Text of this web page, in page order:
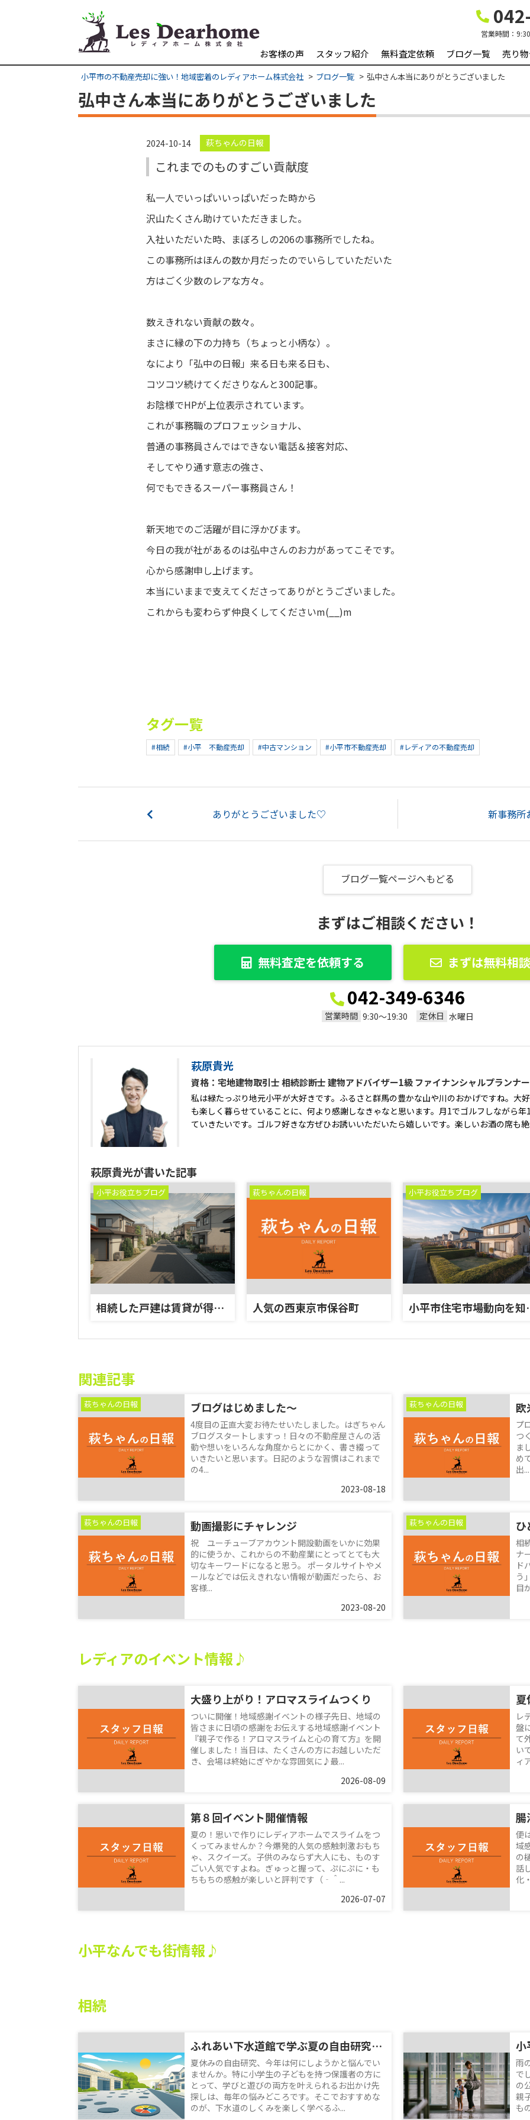
営業時間：
お客様の声 スタッフ紹介 無料査定依頼 ブログ一覧 売り
小平市の不動産売却に強い！地域密着のレディアホーム株式会社 ブログ一覧 弘中さん本当にありがとうございました
弘中さん本当にありがとうございました
2024-10-14 萩ちゃんの日報
これまでのものすごい貢献度
私一人でいっぱいいっぱいだった時から
沢山たくさん助けていただきました。
入社いただいた時、まぼろしの206の事務所でしたね。
この事務所はほんの数か月だったのでいらしていただいた
方はごく少数のレアな方々。
数えきれない貢献の数々。
まさに縁の下の力持ち（ちょっと小柄な）。
なにより「弘中の日報」来る日も来る日も、
コツコツ続けてくださりなんと300記事。
お陰様でHPが上位表示されています。
これが事務職のプロフェッショナル、
普通の事務員さんではできない電話＆接客対応、
そしてやり通す意志の強さ、
何でもできるスーパー事務員さん！
新天地でのご活躍が目に浮かびます。
今日の我が社があるのは弘中さんのお力があってこそです。
心から感謝申し上げます。
本当にいままで支えてくださってありがとうございました。
これからも変わらず仲良くしてくださいm(__)m
タグ一覧
#相続 #小平 不動産売却 #中古マンション #小平市不動産売却 #レディアの不動産売却
ありがとうございました♡ 新事務所
ブログ一覧ページへもどる
まずはご相談ください！
無料査定を依頼する まずは無料相
042-349-6346
営業時間 9:30〜19:30 定休日 水曜日
萩原貴光
資格：宅地建物取引士 相続診断士 建物アドバイザー1級 ファイナンシャルプランナ
私は緑たっぷり地元小平が大好きです。ふるさと群馬の豊かな山や川のおかげですね。大
も楽しく暮らせていることに、何より感謝しなきゃなと思います。月1でゴルフしながら
ていきたいです。ゴルフ好きな方ぜひお誘いいただいたら嬉しいです。楽しいお酒の席も絶
萩原貴光が書いた記事
小平お役立ちブログ
相続した戸建は賃貸が得か損か？小平市の賃貸市場を解説
萩ちゃんの日報
人気の西東京市保谷町
小平お役立ちブログ
小平市住宅市
関連記事
萩ちゃんの日報 ブログはじめました～
4度目の正直大変お待たせいたしました。はぎちゃん
ブログスタートしますっ！日々の不動産屋さんの活
動や想いをいろんな角度からとにかく、書き綴って
いきたいと思います。日記のような習慣はこれまで
の4...
2023-08-18
萩ちゃんの日報 欧
プ
つ
ま
め
出...
萩ちゃんの日報 動画撮影にチャレンジ
祝 ユーチューブアカウント開設動画をいかに効果
的に使うか、これからの不動産業にとってとても大
切なキーワードになると思う。 ポータルサイトやメ
ールなどでは伝えきれない情報が動画だったら、お
客様...
2023-08-20
萩ちゃんの日報 ひ
相
ナ
ド
う
目
レディアのイベント情報♪
大盛り上がり！アロマスライムつくり
ついに開催！地域感謝イベントの様子先日、地域の
皆さまに日頃の感謝をお伝えする地域感謝イベント
『親子で作る！アロマスライムと心の育て方』を開
催しました！当日は、たくさんの方にお越しいただ
き、会場は終始にぎやかな雰囲気に♪最...
2026-08-09
レ
盤
て
い
ィ
第８回イベント開催情報
夏の！思いで作りにレディアホームでスライムをつ
くってみませんか？今爆発的人気の感触刺激おもち
ゃ、スクイーズ。子供のみならず大人にも、ものす
ごい人気ですよね。ぎゅっと握って、ぷにぷに・も
ちもちの感触が楽しいと評判です（‐＾...
2026-07-07
腸
便
域
の
話
化
小平なんでも街情報♪
相続
ふれあい下水道館で学ぶ夏の自由研究！小学生におすすめの親子お出かけスポット
夏休みの自由研究、今年は何にしようかと悩んでい
ませんか。特に小学生の子どもを持つ保護者の方に
とって、学びと遊びの両方を叶えられるお出かけ先
探しは、毎年の悩みどころです。そこでおすすめな
のが、下水道のしくみを楽しく学べるふ...
雨
で
の
親
も